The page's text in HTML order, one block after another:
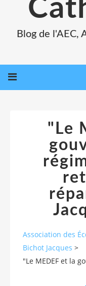
Blog de l'AEC,
"Le
Association des
Bichot Jacques >
"Le MEDEF et la